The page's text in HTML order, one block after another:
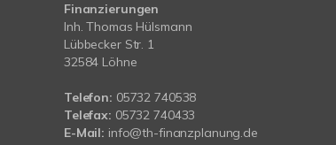
Finanzierungen
Inh. Thomas Hülsmann
Lübbecker Str. 1
32584 Löhne
Telefon: 05732 740538
Telefax: 05732 740433
E-Mail: info@th-finanzplanung.de